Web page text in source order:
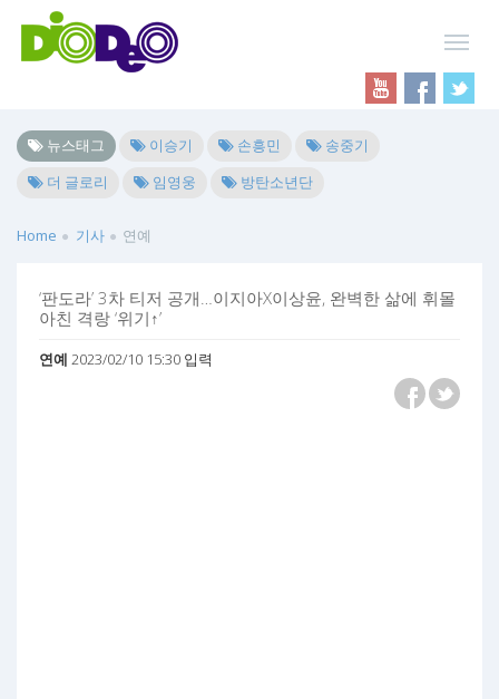
뉴스태그 이승기 손흥민
송중기
더 글로리
임영웅 방탄소년단
Home 기사 연예
‘판도라’ 3차 티저 공개…이지아X이상윤, 완벽한 삶에 휘몰
아친 격랑 ‘위기↑’
연예 2023/02/10 15:30 입력